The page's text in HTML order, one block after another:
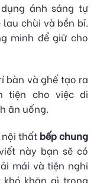
ánh sáng tự
chùi và bền bỉ.
minh để giữ cho
bàn và ghế tạo ra
tiện cho việc di
ăn uống.
nội thấtbếp chung
này bạn sẽ có
mái và tiện nghi
khăn gì trong